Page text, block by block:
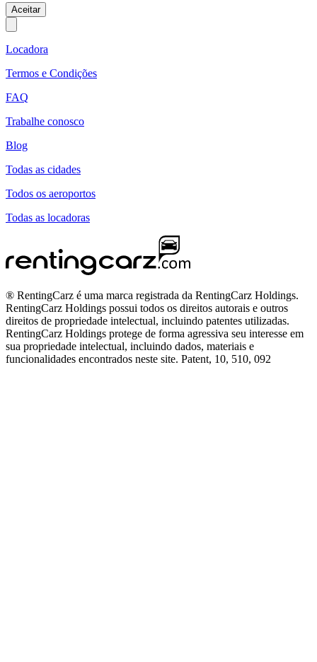
Aceitar
Locadora
Termos e Condições
FAQ
Trabalhe conosco
Blog
Todas as cidades
Todos os aeroportos
Todas as locadoras
® RentingCarz é uma marca registrada da RentingCarz Holdings.
RentingCarz Holdings possui todos os direitos autorais e outros
direitos de propriedade intelectual, incluindo patentes utilizadas.
RentingCarz Holdings protege de forma agressiva seu interesse em
sua propriedade intelectual, incluindo dados, materiais e
funcionalidades encontrados neste site. Patent, 10, 510, 092